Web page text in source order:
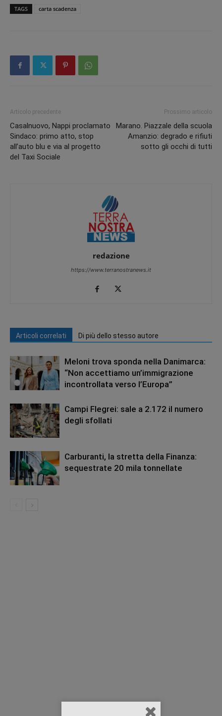
TAGS carta scadenza
Articolo precedente
Casalnuovo, Nappi proclamato
Sindaco: primo atto, stop
all’auto blu e via al progetto
del Taxi Sociale
Prossimo articolo
Marano. Piazzale della scuola
Amanzio: degrado e rifiuti
sotto gli occhi di tutti
redazione
https://www.terranostranews.it
Articoli correlati Di più dello stesso autore
Meloni trova sponda nella Danimarca:
“Non accettiamo un’immigrazione
incontrollata verso l’Europa”
Campi Flegrei: sale a 2.172 il numero
degli sfollati
Carburanti, la stretta della Finanza:
sequestrate 20 mila tonnellate